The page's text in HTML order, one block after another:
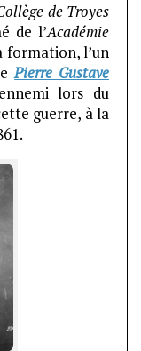
de Troyes
de l’Académie
formation, l’un
Pierre Gustave
lors du
guerre, à la